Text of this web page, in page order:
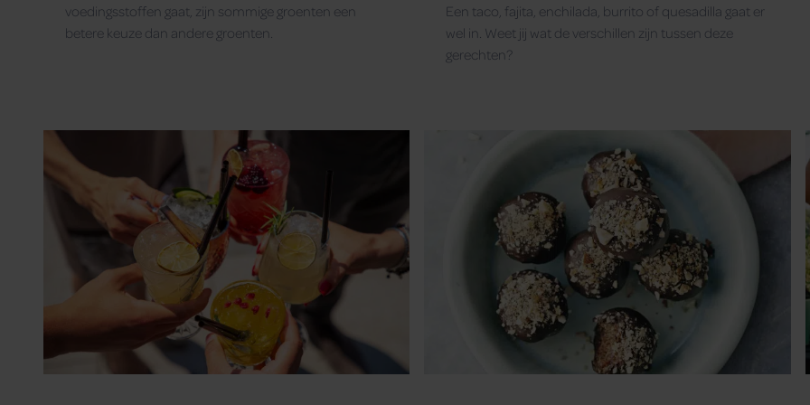
voedingsstoffen gaat, zijn sommige groenten een
betere keuze dan andere groenten.
Een taco, fajita, enchilada, burrito of quesadilla gaat er
wel in. Weet jij wat de verschillen zijn tussen deze
gerechten?